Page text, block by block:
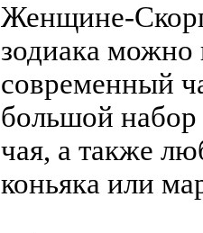
Женщине-
зодиака можно
современный
большой
чая, а также
коньяка или